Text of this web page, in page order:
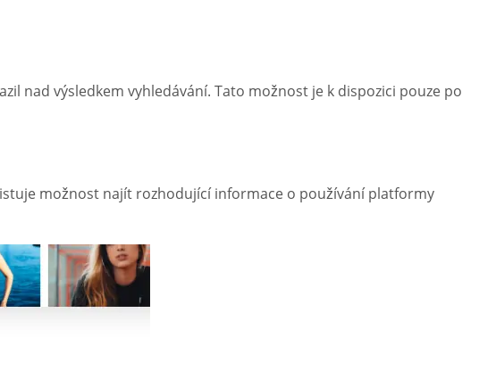
nad výsledkem vyhledávání. Tato možnost je k dispozici pouze po
možnost najít rozhodující informace o používání platformy